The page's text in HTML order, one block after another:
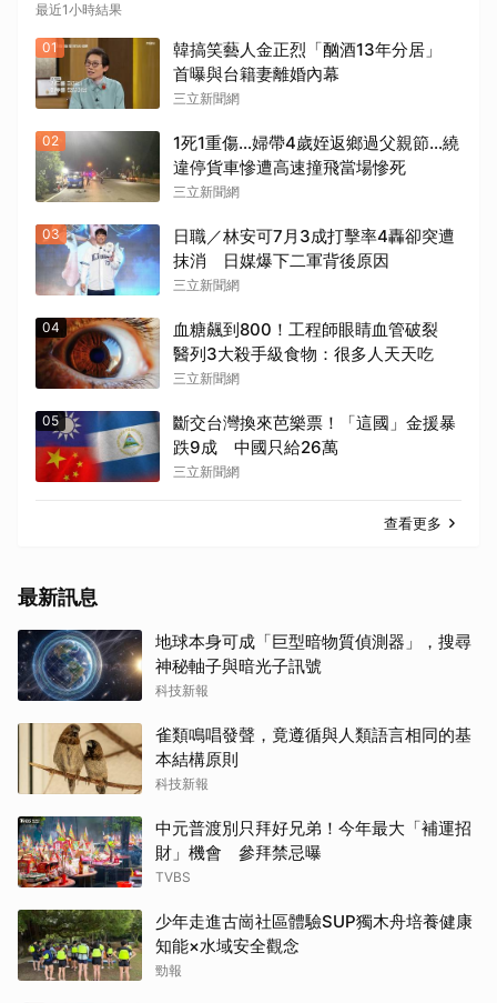
最近1小時結果
01
韓搞笑藝人金正烈「酗酒13年分居」
首曝與台籍妻離婚內幕
三立新聞網
02
1死1重傷…婦帶4歲姪返鄉過父親節…繞
違停貨車慘遭高速撞飛當場慘死
三立新聞網
03
日職／林安可7月3成打擊率4轟卻突遭
抹消 日媒爆下二軍背後原因
三立新聞網
04
血糖飆到800！工程師眼睛血管破裂
醫列3大殺手級食物：很多人天天吃
三立新聞網
05
斷交台灣換來芭樂票！「這國」金援暴
跌9成 中國只給26萬
三立新聞網
查看更多
最新訊息
地球本身可成「巨型暗物質偵測器」，搜尋
神秘軸子與暗光子訊號
科技新報
雀類鳴唱發聲，竟遵循與人類語言相同的基
本結構原則
科技新報
中元普渡別只拜好兄弟！今年最大「補運招
財」機會 參拜禁忌曝
TVBS
少年走進古崗社區體驗SUP獨木舟培養健康
知能×水域安全觀念
勁報